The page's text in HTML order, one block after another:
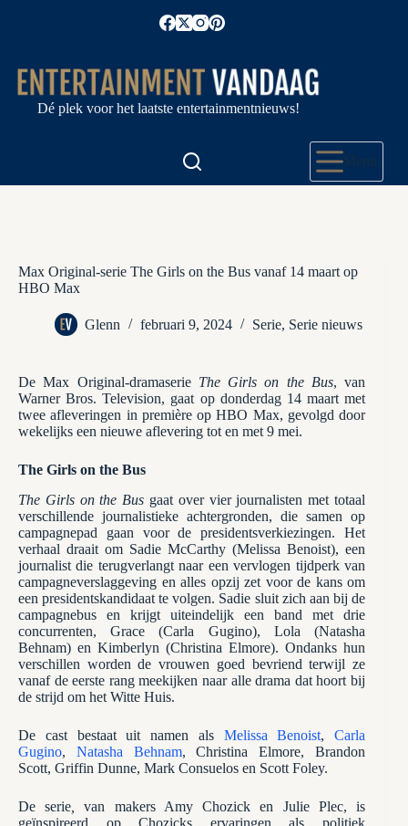
Dé plek voor het laatste entertainmentnieuws!
Menu
Max Original-serie The Girls on the Bus vanaf 14 maart op
HBO Max
Glenn februari 9, 2024 Serie, Serie nieuws
De Max Original-dramaserie The Girls on the Bus, van
Warner Bros. Television, gaat op donderdag 14 maart met
twee afleveringen in première op HBO Max, gevolgd door
wekelijks een nieuwe aflevering tot en met 9 mei.
The Girls on the Bus
The Girls on the Bus gaat over vier journalisten met totaal
verschillende journalistieke achtergronden, die samen op
campagnepad gaan voor de presidentsverkiezingen. Het
verhaal draait om Sadie McCarthy (Melissa Benoist), een
journalist die terugverlangt naar een vervlogen tijdperk van
campagneverslaggeving en alles opzij zet voor de kans om
een presidentskandidaat te volgen. Sadie sluit zich aan bij de
campagnebus en krijgt uiteindelijk een band met drie
concurrenten, Grace (Carla Gugino), Lola (Natasha
Behnam) en Kimberlyn (Christina Elmore). Ondanks hun
verschillen worden de vrouwen goed bevriend terwijl ze
vanaf de eerste rang meekijken naar alle drama dat hoort bij
de strijd om het Witte Huis.
De cast bestaat uit namen als Melissa Benoist,Carla
Gugino, Natasha Behnam, Christina Elmore, Brandon
Scott, Griffin Dunne, Mark Consuelos en Scott Foley.
De serie
van makers Amy Chozick en Julie Plec, is
geïnspireerd op Chozicks ervaringen als politiek